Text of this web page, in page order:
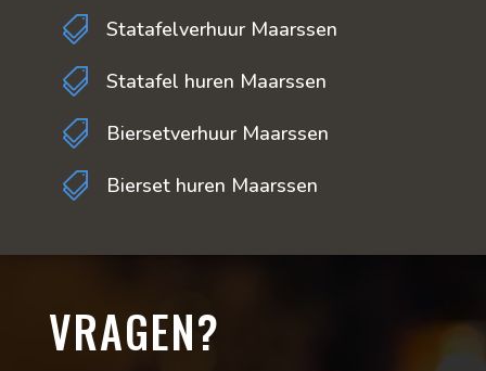
 Statafelverhuur Maarssen
 Statafel huren Maarssen
 Biersetverhuur Maarssen
 Bierset huren Maarssen
VRAGEN?